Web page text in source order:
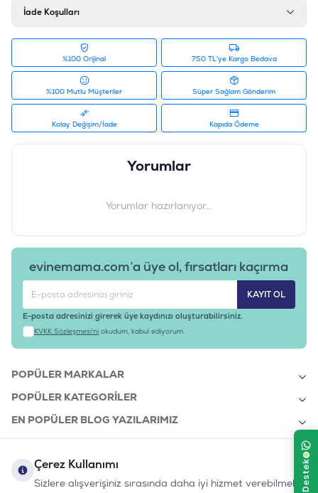
İade Koşulları
%100 Orijinal 750 TL'ye Kargo Bedava
%100 Mutlu Müşteriler Süper Sağlam Gönderim
Kolay Değişim/İade Kapıda Ödeme
Yorumlar
Yorumlar hazırlanıyor...
evinemama.com’a üye ol, fırsatları kaçırma
KAYIT OL
E-posta adresinizi girerek üye kaydınızı oluşturabilirsiniz.
KVKK Sözleşmesi'ni okudum, kabul ediyorum.
POPÜLER MARKALAR
POPÜLER KATEGORILER
EN POPÜLER BLOG YAZILARIMIZ
KURUMSAL
Çerez Kullanımı
Sizlere alışverişiniz sırasında daha iyi hizmet verebilmek